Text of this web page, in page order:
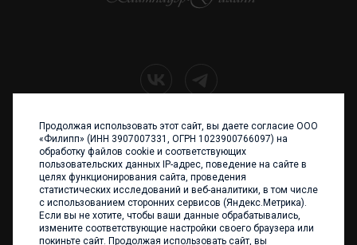
+7 (4012) 960 898
236017 Калининград,
ул. Каштановая аллея, 47
Телефон: +7 4012 960 898,
+7 4012 960 856
Написать нам
Продолжая использовать этот сайт, вы даете согласие ООО
«Филипп» (ИНН 3907007331, ОГРН 1023900766097) на
обработку файлов cookie и соответствующих
пользовательских данных IP-адрес, поведение на сайте в
целях функционирования сайта, проведения
статистических исследований и веб-аналитики, в том числе
с использованием сторонних сервисов (Яндекс.Метрика).
Если вы не хотите, чтобы ваши данные обрабатывались,
измените соответствующие настройки своего браузера или
покиньте сайт. Продолжая использовать сайт, вы